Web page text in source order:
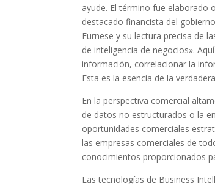
ayude. El término fue elaborado
destacado financista del
Furnese y su lectura precisa de
de inteligencia de negocios».
información, correlacionar la
Esta es la esencia de la
En la perspectiva comercial
de datos no estructurados o la
oportunidades comerciales
las empresas comerciales de
conocimientos proporcionados
Las tecnologías de Business